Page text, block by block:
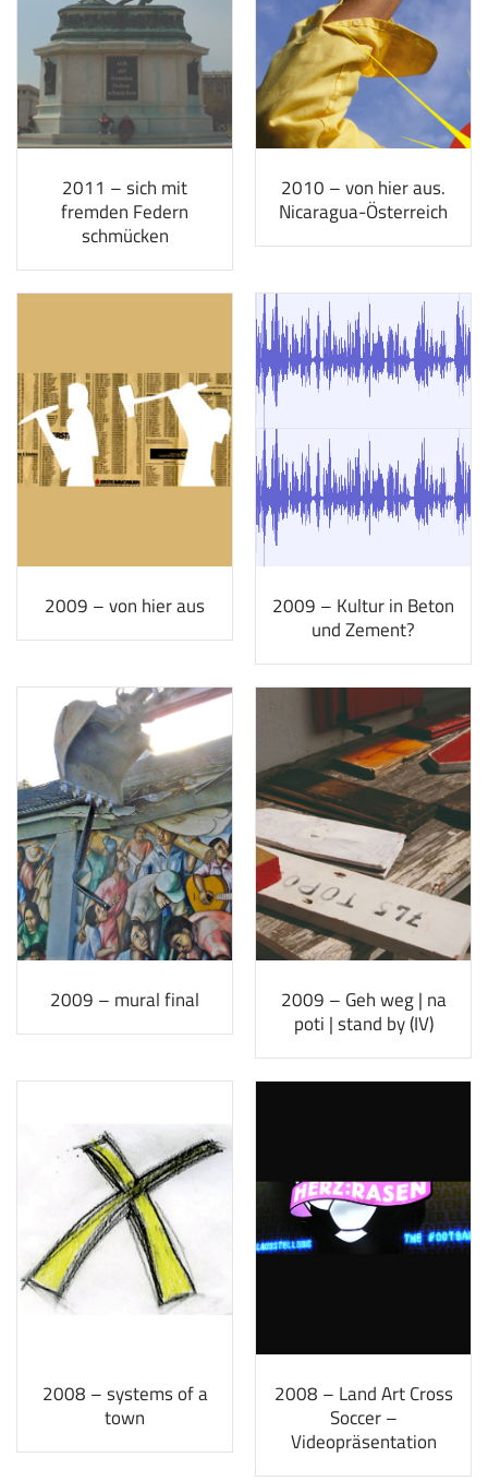
2011 – sich mit
fremden Federn
schmücken
2010 – von hier aus.
Nicaragua-Österreich
2009 – von hier aus
2009 – Kultur in Beton
und Zement?
2009 – mural final
2009 – Geh weg | na
poti | stand by (IV)
2008 – systems of a
town
2008 – Land Art Cross
Soccer –
Videopräsentation